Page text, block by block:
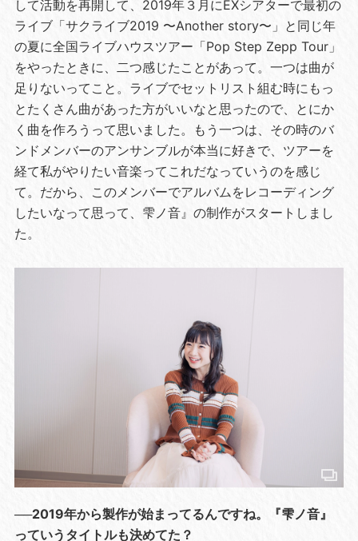
して活動を再開して、2019年３月にEXシアターで最初の
ライブ「サクライブ2019 〜Another story〜」と同じ年
の夏に全国ライブハウスツアー「Pop Step Zepp Tour」
をやったときに、二つ感じたことがあって。一つは曲が
足りないってこと。ライブでセットリスト組む時にもっ
とたくさん曲があった方がいいなと思ったので、とにか
く曲を作ろうって思いました。もう一つは、その時のバ
ンドメンバーのアンサンブルが本当に好きで、ツアーを
経て私がやりたい音楽ってこれだなっていうのを感じ
て。だから、このメンバーでアルバムをレコーディング
したいなって思って、雫ノ音』の制作がスタートしまし
た。
──2019年から製作が始まってるんですね。『雫ノ音』
っていうタイトルも決めてた？